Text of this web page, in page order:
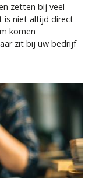
zetten bij veel
is niet altijd direct
komen
zit bij uw bedrijf